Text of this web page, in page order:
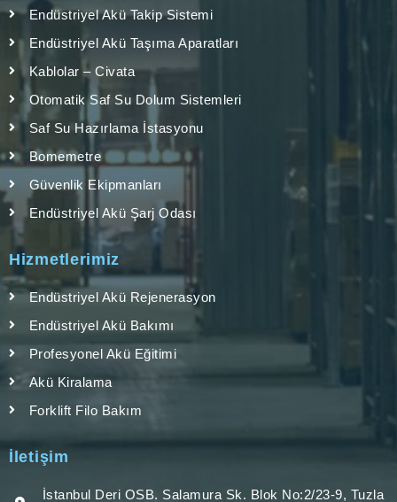
Endüstriyel Akü Takip Sistemi
Endüstriyel Akü Taşıma Aparatları
Kablolar – Civata
Otomatik Saf Su Dolum Sistemleri
Saf Su Hazırlama İstasyonu
Bomemetre
Güvenlik Ekipmanları
Endüstriyel Akü Şarj Odası
Hizmetlerimiz
Endüstriyel Akü Rejenerasyon
Endüstriyel Akü Bakımı
Profesyonel Akü Eğitimi
Akü Kiralama
Forklift Filo Bakım
İletişim
İstanbul Deri OSB. Salamura Sk. Blok No:2/23-9, Tuzla